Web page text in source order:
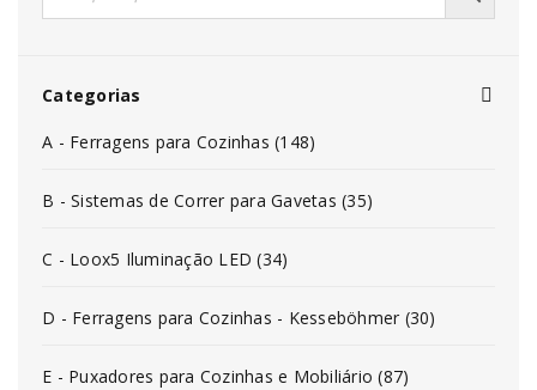
Categorias
A - Ferragens para Cozinhas (148)
B - Sistemas de Correr para Gavetas (35)
C - Loox5 Iluminação LED (34)
D - Ferragens para Cozinhas - Kesseböhmer (30)
E - Puxadores para Cozinhas e Mobiliário (87)